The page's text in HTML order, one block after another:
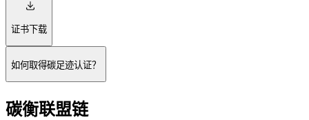
证书下载
如何取得碳足迹认证？
碳衡联盟链